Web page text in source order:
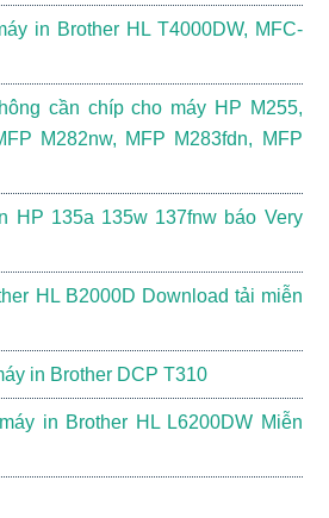
in Brother HL T4000DW, MFC-
cần chíp cho máy HP M255,
M282nw, MFP M283fdn, MFP
HP 135a 135w 137fnw báo Very
HL B2000D Download tải miễn
in Brother DCP T310
in Brother HL L6200DW Miễn